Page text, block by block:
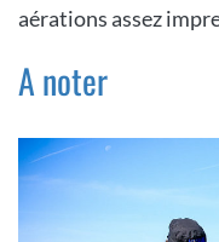
aérations assez
A noter